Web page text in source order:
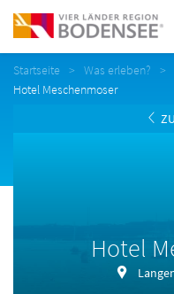
Startseite Was erleben?
Hotel Meschenmoser
Hotel